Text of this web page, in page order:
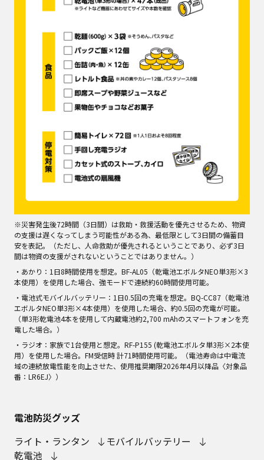
※災害発生後72時間（3日間）は救助・救援活動を優先させるため、物資
の支援は遅くなってしまう可能性がある為、最低限として3日間の備蓄目
安を表記。（ただし、人命救助が優先されるということであり、必ず3日
間は物資の支援がされないということではありません。）
・あかり：1日8時間使用を想定。BF-AL05（乾電池エボルタNEO単3形×3
本使用）を使用した場合、強モードで連続約60時間使用可能。
・電池式モバイルバッテリー：1日0.5回の充電を想定。BQ-CC87（乾電池
エボルタNEO単3形×4本使用）を使用した場合、約0.5回の充電が可能。
（単3形乾電池4本を使用して内蔵電池約2,700 mAhのスマートフォンを充
電した場合。）
・ラジオ：家族で1台使用と想定。RF-P155 (乾電池エボルタ単3形×2本使
用）を使用した場合。FM受信時 計71時間使用可能。（電池寿命は中電流
域の連続放電性能を向上させた、使用推奨期限2026年4月以降品〈対象品
番：LR6EJ〉）
電池防災グッズ
ライト・ランタン
モバイルバッテリー
乾電池